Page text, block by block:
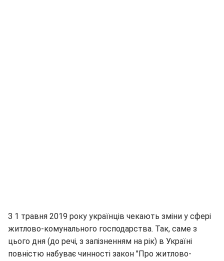
З 1 травня 2019 року українців чекають зміни у сфері
житлово-комунального господарства. Так, саме з
цього дня (до речі, з запізненням на рік) в Україні
повністю набуває чинності закон "Про житлово-